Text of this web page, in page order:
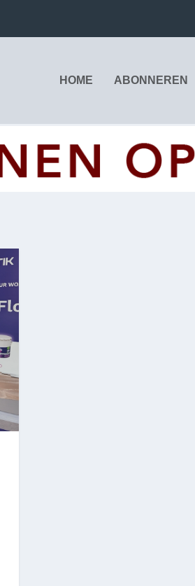
HOME ABONNEREN